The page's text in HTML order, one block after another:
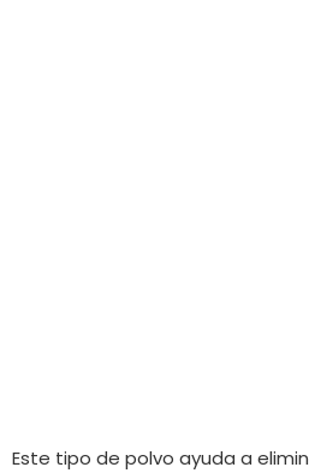
Este tipo de polvo ayuda a